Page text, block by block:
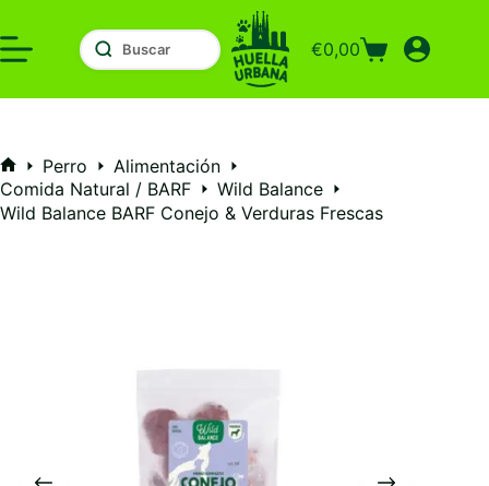
al
contenido
Carro
compra
€0,00
Inicio
Perro
Alimentación
Comida Natural / BARF
Wild Balance
Wild Balance BARF Conejo & Verduras Frescas